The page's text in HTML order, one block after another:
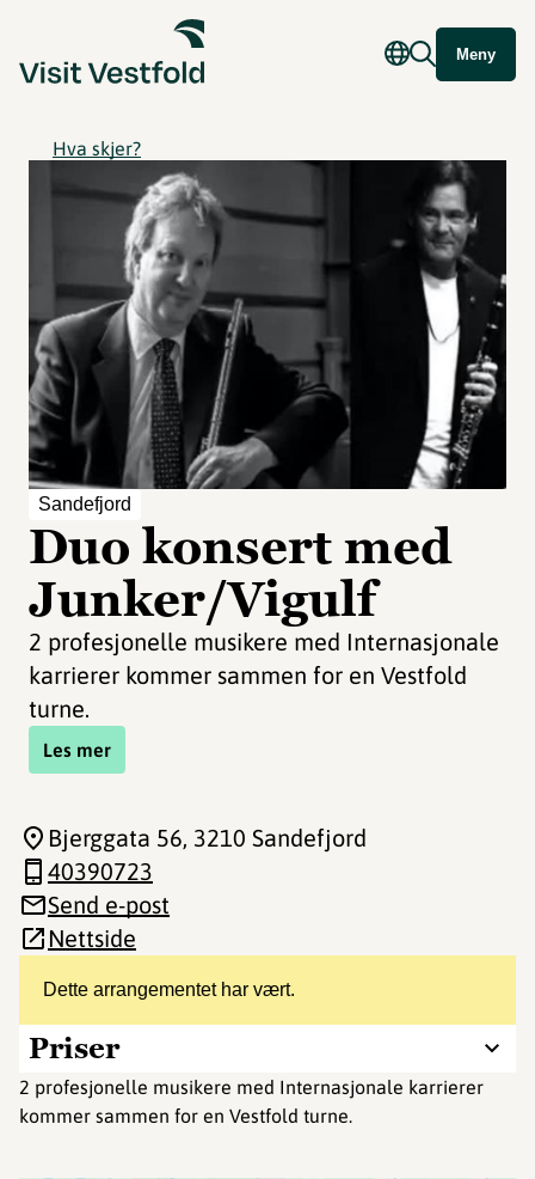
Meny
Hva skjer?
Sandefjord
Duo konsert med
Junker/Vigulf
2 profesjonelle musikere med Internasjonale
karrierer kommer sammen for en Vestfold
turne.
Les mer
Dette arrangementet har vært.
Priser
2 profesjonelle musikere med Internasjonale karrierer
kommer sammen for en Vestfold turne.
Bjerggata 56, 3210 Sandefjord
40390723
Send e-post
Nettside